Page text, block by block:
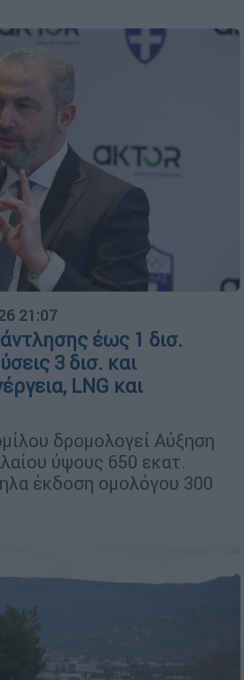
21:07
έως 1 δισ.
3 δισ. και
LNG και
δρομολογεί Αύξηση
ύψους 650 εκατ.
έκδοση ομολόγου 300